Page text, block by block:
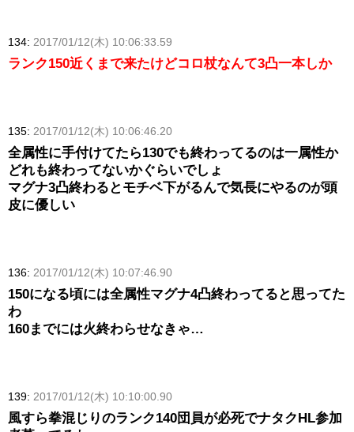
134: 2017/01/12(木) 10:06:33.59
ランク150近くまで来たけどコロ杖なんて3凸一本しか
135: 2017/01/12(木) 10:06:46.20
全属性に手付けてたら130でも終わってるのは一属性か
どれも終わってないかぐらいでしょ
マグナ3凸終わるとモチベ下がるんで気長にやるのが頭
皮に優しい
136: 2017/01/12(木) 10:07:46.90
150になる頃には全属性マグナ4凸終わってると思ってた
わ
160までには火終わらせなきゃ…
139: 2017/01/12(木) 10:10:00.90
風すら拳混じりのランク140団員が必死でナタクHL参加